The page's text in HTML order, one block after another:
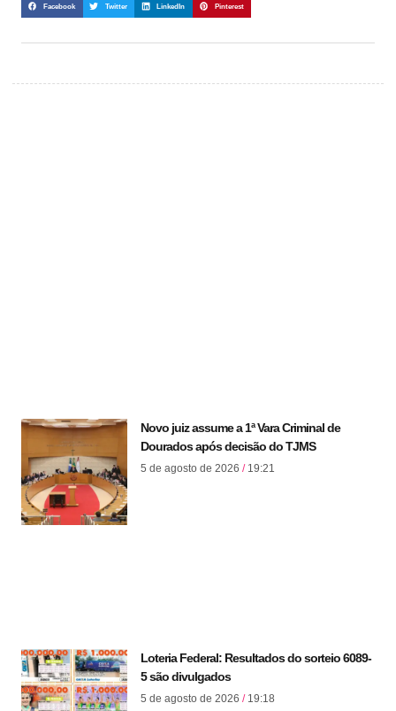
Facebook Twitter LinkedIn Pinterest
Novo juiz assume a 1ª Vara Criminal de
Dourados após decisão do TJMS
5 de agosto de 2026 19:21
Loteria Federal: Resultados do sorteio 6089-
5 são divulgados
5 de agosto de 2026 19:18